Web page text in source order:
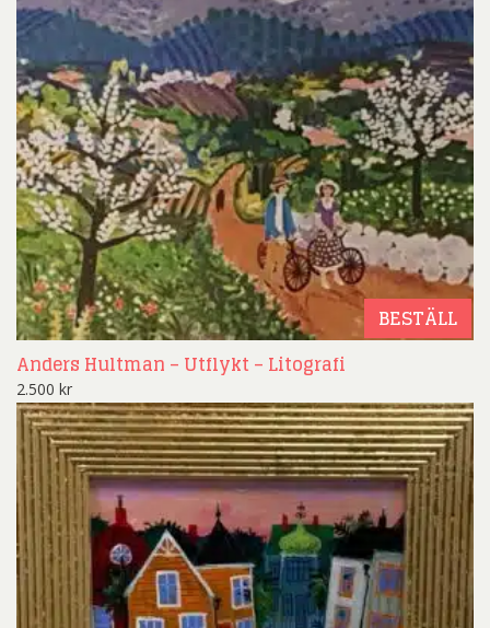
BESTÄLL
Anders Hultman – Utflykt – Litografi
2.500 kr